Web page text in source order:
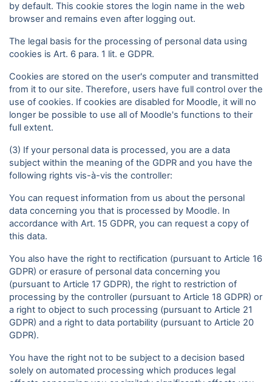
by default. This cookie stores the login name in the web
browser and remains even after logging out.
The legal basis for the processing of personal data using
cookies is Art. 6 para. 1 lit. e GDPR.
Cookies are stored on the user's computer and transmitted
from it to our site. Therefore, users have full control over the
use of cookies. If cookies are disabled for Moodle, it will no
longer be possible to use all of Moodle's functions to their
full extent.
(3) If your personal data is processed, you are a data
subject within the meaning of the GDPR and you have the
following rights vis-à-vis the controller:
You can request information from us about the personal
data concerning you that is processed by Moodle. In
accordance with Art. 15 GDPR, you can request a copy of
this data.
You also have the right to rectification (pursuant to Article 16
GDPR) or erasure of personal data concerning you
(pursuant to Article 17 GDPR), the right to restriction of
processing by the controller (pursuant to Article 18 GDPR) or
a right to object to such processing (pursuant to Article 21
GDPR) and a right to data portability (pursuant to Article 20
GDPR).
You have the right not to be subject to a decision based
solely on automated processing which produces legal